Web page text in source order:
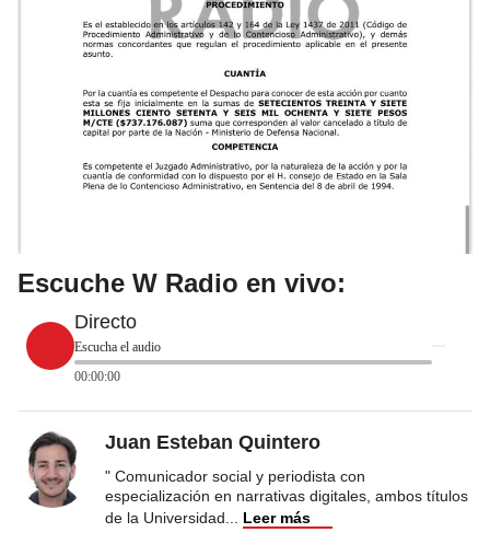
Escuche W Radio en vivo:
Directo
Escucha el audio
00:00:00
Juan Esteban Quintero
" Comunicador social y periodista con
especialización en narrativas digitales, ambos títulos
de la Universidad... Leer más